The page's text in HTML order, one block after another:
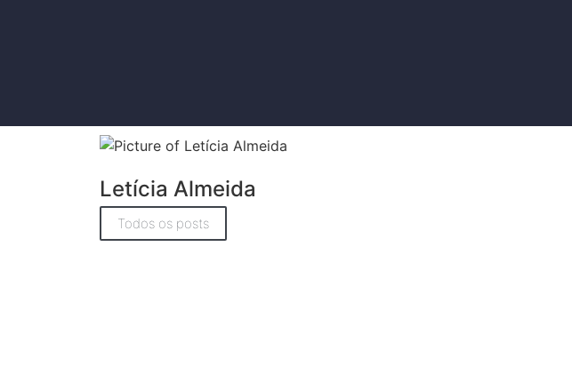
Letícia Almeida
Todos os posts